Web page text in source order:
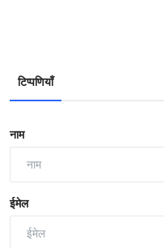
टिप्पणियाँ
नाम
ईमेल